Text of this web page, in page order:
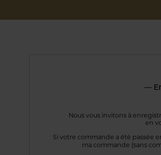
—
Nous vous invitons à
en
Si votre commande a été passée
ma commande (sans